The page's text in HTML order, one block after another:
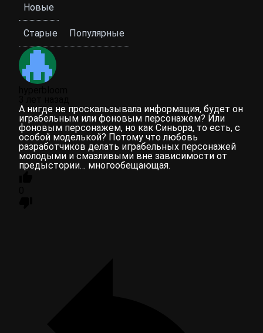
Новые
Старые Популярные
А нигде не проскальзывала информация, будет он
играбельным или фоновым персонажем? Или
фоновым персонажем, но как Синьора, то есть, с
особой моделькой? Потому что любовь
разработчиков делать играбельных персонажей
молодыми и смазливыми вне зависимости от
предыстории… многообещающая.